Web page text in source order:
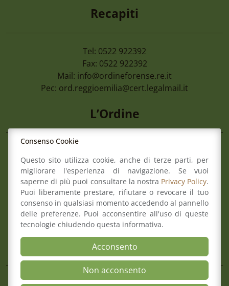
Recapiti
Tel: 0522 922392
Fax: 0522 922392
Mail: info@ordineforense.re.it
Pec: ord.reggioemilia@cert.legalmail.it
L’Ordine
Commissioni
Comitato pari opportunità
Osservatori
Richiesta pareri di congruità
Verbali del Consiglio
Aree
Consenso Cookie
Questo sito utilizza cookie, anche di terze parti, per
migliorare l'esperienza di navigazione. Se vuoi
saperne di più puoi consultare la nostra Privacy Policy.
Puoi liberamente prestare, rifiutare o revocare il tuo
consenso in qualsiasi momento accedendo al pannello
delle preferenze. Puoi acconsentire all'uso di queste
tecnologie chiudendo questa informativa.
Acconsento
Non acconsento